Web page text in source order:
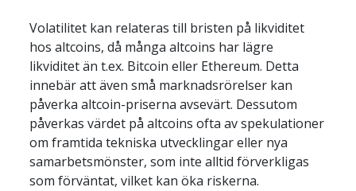
Volatilitet kan relateras till bristen på likviditet
hos altcoins, då många altcoins har lägre
likviditet än t.ex. Bitcoin eller Ethereum. Detta
innebär att även små marknadsrörelser kan
påverka altcoin-priserna avsevärt. Dessutom
påverkas värdet på altcoins ofta av spekulationer
om framtida tekniska utvecklingar eller nya
samarbetsmönster, som inte alltid förverkligas
som förväntat, vilket kan öka riskerna.